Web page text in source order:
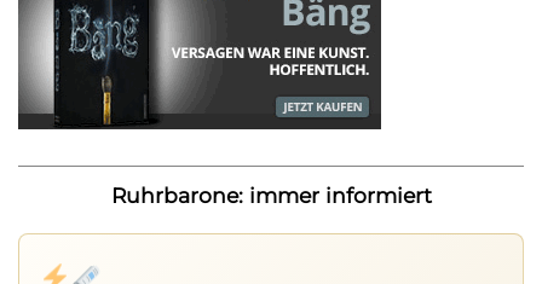
Ruhrbarone: immer informiert